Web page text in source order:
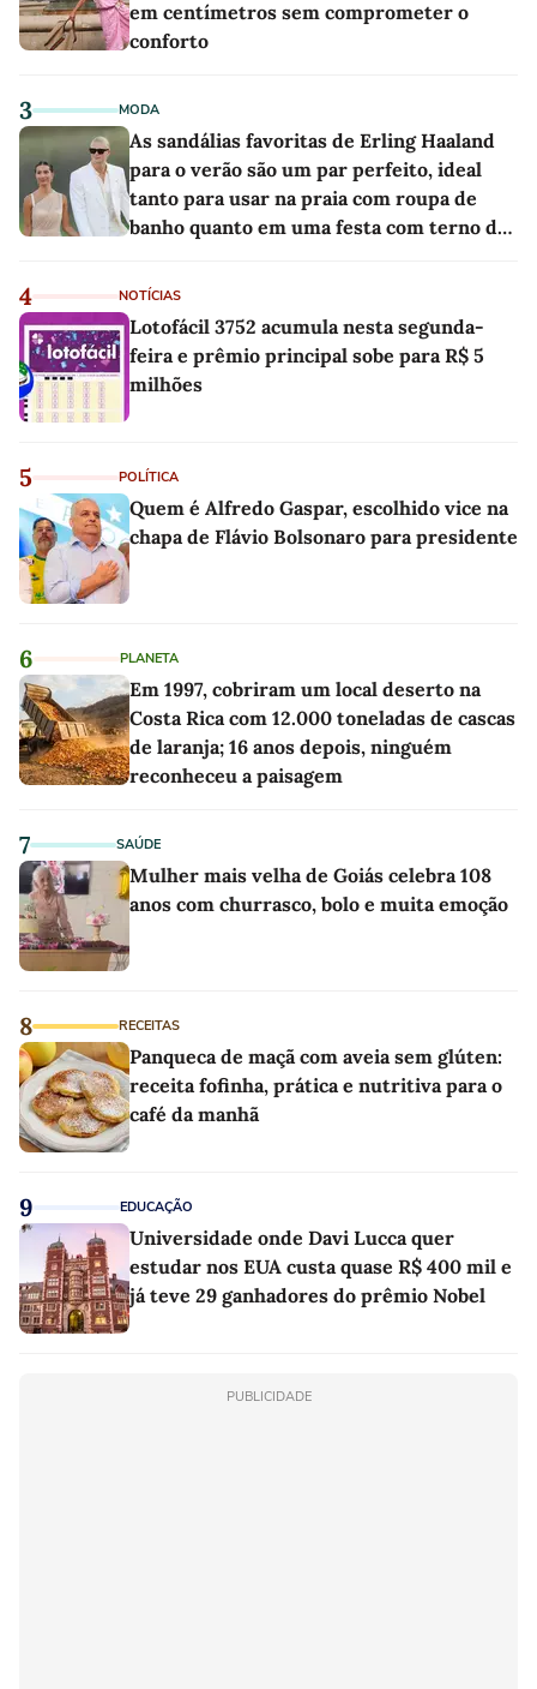
em centímetros sem comprometer o
conforto
3 MODA
As sandálias favoritas de Erling Haaland
para o verão são um par perfeito, ideal
tanto para usar na praia com roupa de
banho quanto em uma festa com terno de
4 NOTÍCIAS
Lotofácil 3752 acumula nesta segunda-
feira e prêmio principal sobe para R$ 5
milhões
5 POLÍTICA
Quem é Alfredo Gaspar, escolhido vice na
chapa de Flávio Bolsonaro para presidente
6 PLANETA
Em 1997, cobriram um local deserto na
Costa Rica com 12.000 toneladas de cascas
de laranja; 16 anos depois, ninguém
reconheceu a paisagem
7 SAÚDE
Mulher mais velha de Goiás celebra 108
anos com churrasco, bolo e muita emoção
8 RECEITAS
Panqueca de maçã com aveia sem glúten:
receita fofinha, prática e nutritiva para o
café da manhã
9 EDUCAÇÃO
Universidade onde Davi Lucca quer
estudar nos EUA custa quase R$ 400 mil e
já teve 29 ganhadores do prêmio Nobel
PUBLICIDADE